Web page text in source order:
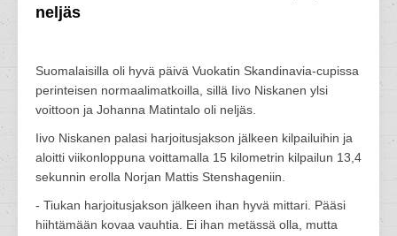
neljäs
Suomalaisilla oli hyvä päivä Vuokatin Skandinavia-cupissa
perinteisen normaalimatkoilla, sillä Iivo Niskanen ylsi
voittoon ja Johanna Matintalo oli neljäs.
Iivo Niskanen palasi harjoitusjakson jälkeen kilpailuihin ja
aloitti viikonloppuna voittamalla 15 kilometrin kilpailun 13,4
sekunnin erolla Norjan Mattis Stenshageniin.
- Tiukan harjoitusjakson jälkeen ihan hyvä mittari. Pääsi
hiihtämään kovaa vauhtia. Ei ihan metässä olla, mutta